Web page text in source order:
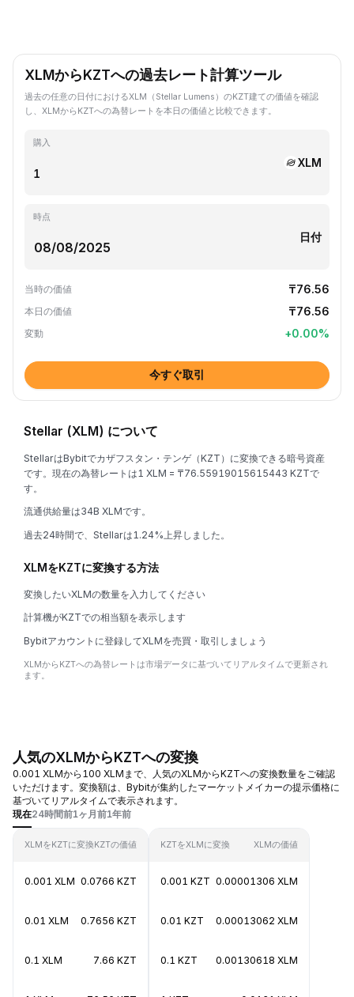
XLMからKZTへの過去レート計算ツール
過去の任意の日付におけるXLM（Stellar Lumens）のKZT建ての価値を確認
し、XLMからKZTへの為替レートを本日の価値と比較できます。
購入
XLM
時点
日付
当時の価値 ₸76.56
本日の価値 ₸76.56
変動 +0.00%
今すぐ取引
Stellar (XLM) について
StellarはBybitでカザフスタン・テンゲ（KZT）に変換できる暗号資産
です。現在の為替レートは1 XLM = ₸76.55919015615443 KZTで
す。
流通供給量は34B XLMです。
過去24時間で、Stellarは1.24%上昇しました。
XLMをKZTに変換する方法
変換したいXLMの数量を入力してください
計算機がKZTでの相当額を表示します
Bybitアカウントに登録してXLMを売買・取引しましょう
XLMからKZTへの為替レートは市場データに基づいてリアルタイムで更新され
ます。
人気のXLMからKZTへの変換
0.001 XLMから100 XLMまで、人気のXLMからKZTへの変換数量をご確認
いただけます。変換額は、Bybitが集約したマーケットメイカーの提示価格に
基づいてリアルタイムで表示されます。
現在24時間前1ヶ月前1年前
XLMをKZTに変換KZTの価値
0.001 XLM 0.0766 KZT
0.01 XLM 0.7656 KZT
0.1 XLM 7.66 KZT
KZTをXLMに変換 XLMの価値
0.001 KZT 0.00001306 XLM
0.01 KZT 0.00013062 XLM
0.1 KZT 0.00130618 XLM